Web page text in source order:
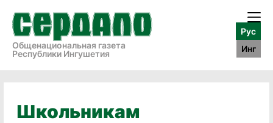
Общенациональная газета
Республики Ингушетия
Рус
Инг
Школьникам